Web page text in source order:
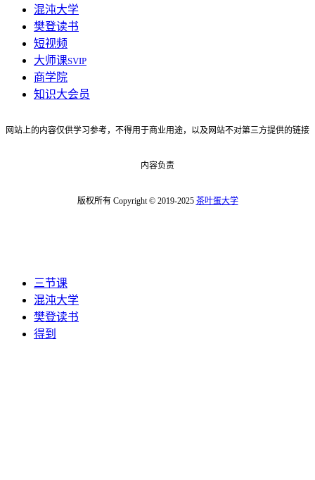
混沌大学
樊登读书
短视频
大师课SVIP
商学院
知识大会员
网站上的内容仅供学习参考，不得用于商业用途，以及网站不对第三方提供的链接
内容负责
版权所有 Copyright © 2019-2025 茶叶蛋大学
三节课
混沌大学
樊登读书
得到